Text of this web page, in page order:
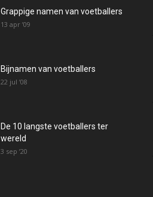
Grappige namen van voetballers
13 apr ’09
Bijnamen van voetballers
22 jul ’08
De 10 langste voetballers ter
wereld
3 sep ’20